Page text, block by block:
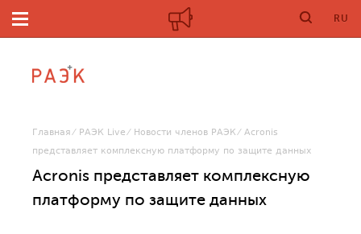
RU
Главная РАЭК Live Новости членов РАЭК
Acronis
представляет комплексную платформу по защите данных
Acronis представляет комплексную
платформу по защите данных